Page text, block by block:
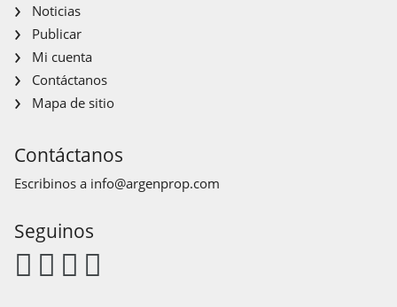
Noticias
Publicar
Mi cuenta
Contáctanos
Mapa de sitio
Contáctanos
Escribinos a info@argenprop.com
Seguinos